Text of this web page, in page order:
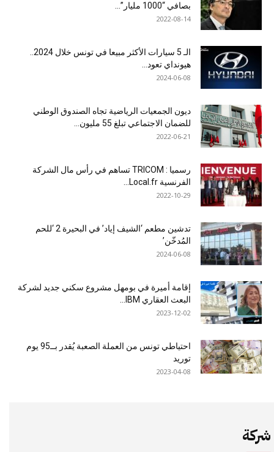
بصافي “1000 مليار”...
2022-08-14
هيونداي تعود...
2024-06-08
ديون الجمعيات الرياضية تجاه الصندوق الوطني
للضمان الاجتماعي تبلغ 55 مليون...
2022-06-21
رسميا : TRICOM تساهم في رأس مال الشركة
الفرنسية Local.fr...
2022-10-29
تدشين مطعم ‘الشيف إياد’ في البحيرة 2 ‘للحم
المُدخّن’
2024-06-08
إقامة أميرة في بومهل مشروع سكني جديد لشركة
البعث العقاري IBM...
2023-12-02
احتياطي تونس من العملة الصعبة يُقدر بــ95 يوم
توريد
2023-04-08
شركة